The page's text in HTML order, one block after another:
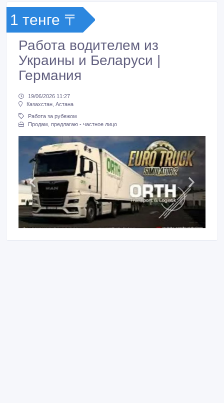
1 тенге 〒
Работа водителем из
Украины и Беларуси |
Германия
19/06/2026 11:27
Казахстан, Астана
Работа за рубежом
Продам, предлагаю - частное лицо